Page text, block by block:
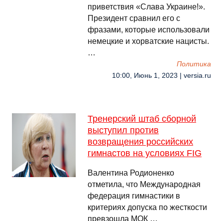
приветствия «Слава Украине!».
Президент сравнил его с
фразами, которые использовали
немецкие и хорватские нацисты.
…
Политика
10:00, Июнь 1, 2023 | versia.ru
Тренерский штаб сборной
выступил против
возвращения российских
гимнастов на условиях FIG
Валентина Родионенко
отметила, что Международная
федерация гимнастики в
критериях допуска по жесткости
превзошла МОК …